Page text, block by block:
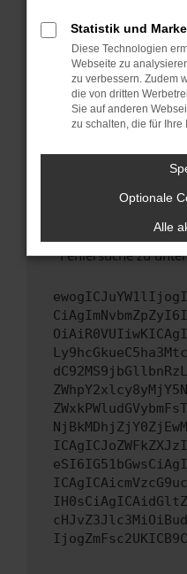
Betriebssystem
sind.
Veraltete Software
Sicherheitsrisiko,
führen, dass
unterstützt werden.
Wende dich an
Wenn du alle oben
hast, kontaktiere
uns diesen Text
Fehlersuche zu
Statistik und
Diese Technologien
Webseite zu
zu verbessern. Zudem
die von dritten
Sie auf anderen
zu schalten, die für
Optionale
Alle